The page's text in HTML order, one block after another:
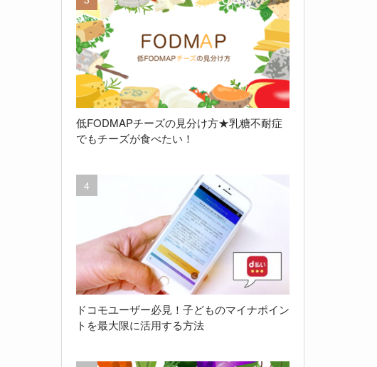
低FODMAPチーズの見分け方★乳糖不耐症
でもチーズが食べたい！
ドコモユーザー必見！子どものマイナポイン
トを最大限に活用する方法